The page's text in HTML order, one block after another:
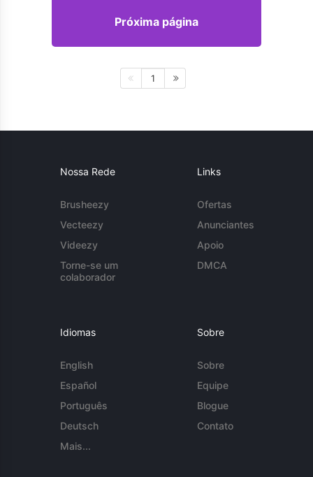
Próxima página
1
Nossa Rede
Brusheezy
Vecteezy
Videezy
Torne-se um
colaborador
Links
Ofertas
Anunciantes
Apoio
DMCA
Idiomas
English
Español
Português
Deutsch
Mais...
Sobre
Sobre
Equipe
Blogue
Contato